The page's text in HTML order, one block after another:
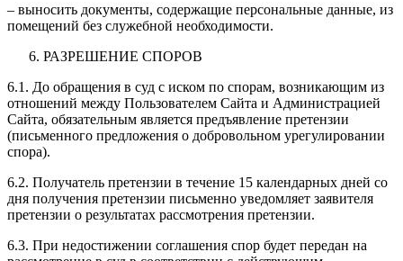
– выносить документы, содержащие персональные данные, из
помещений без служебной необходимости.
РАЗРЕШЕНИЕ СПОРОВ
6.1. До обращения в суд с иском по спорам, возникающим из
отношений между Пользователем Сайта и Администрацией
Сайта, обязательным является предъявление претензии
(письменного предложения о добровольном урегулировании
спора).
6.2. Получатель претензии в течение 15 календарных дней со
дня получения претензии письменно уведомляет заявителя
претензии о результатах рассмотрения претензии.
6.3. При недостижении соглашения спор будет передан на